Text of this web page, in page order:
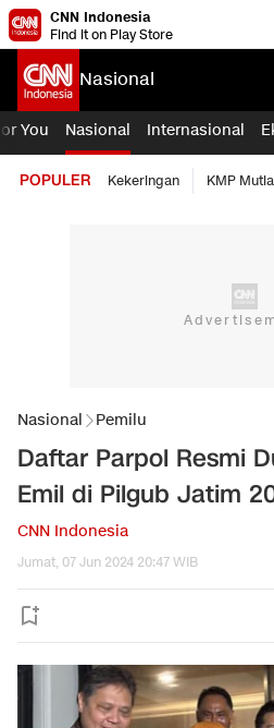
CNN Indonesia
Find it on Play Store
Nasional
You Nasional Internasional
POPULER Kekeringan KMP
Nasional Pemilu
Daftar Parpol Resmi
Emil di Pilgub Jatim
CNN Indonesia
Jumat, 07 Jun 2024 20:47 WIB